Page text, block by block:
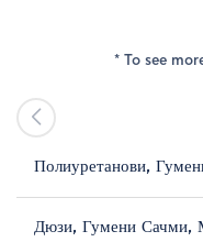
ПРОДУКТИ
ОБЕКТИ
* To see
Полиуретанови,
Дюзи, Гумени Сачми,